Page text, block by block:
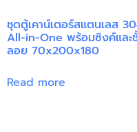
ชุดตู้เคาน์เตอร์สแตนเลส
All-in-One พร้อมซิงค์และ
ลอย 70x200x180
Read more